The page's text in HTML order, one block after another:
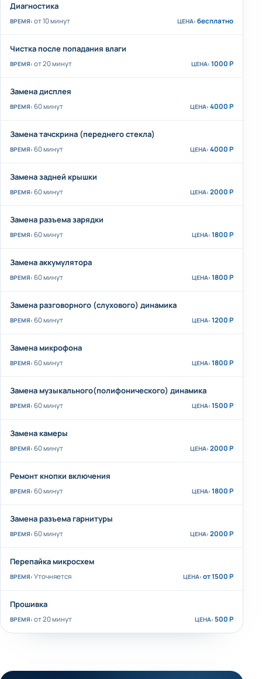
Диагностика
от 10 минут бесплатно
Чистка после попадания влаги
от 20 минут 1000 Р
Замена дисплея
60 минут 4000 Р
Замена тачскрина (переднего стекла)
60 минут 4000 Р
Замена задней крышки
60 минут 2000 Р
Замена разъема зарядки
60 минут 1800 Р
Замена аккумулятора
60 минут 1800 Р
Замена разговорного (слухового) динамика
60 минут 1200 Р
Замена микрофона
60 минут 1800 Р
Замена музыкального(полифонического) динамика
60 минут 1500 Р
Замена камеры
60 минут 2000 Р
Ремонт кнопки включения
60 минут 1800 Р
Замена разъема гарнитуры
60 минут 2000 Р
Перепайка микросхем
Уточняется от 1500 Р
Прошивка
от 20 минут 500 Р